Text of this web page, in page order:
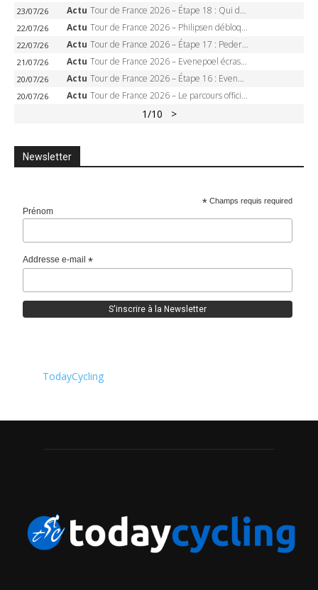
23/07/26 Actu Tour de France 2026 – Étape 18 : Qui domptera Orcières-Merlette, première marche vers l’Alpe d’Huez ?
22/07/26 Actu Tour de France 2026 – Philipsen débloque son compteur à Voiron, Pedersen en danger pour le maillot vert
22/07/26 Actu Tour de France 2026 – Étape 17 : Pedersen peut-il verrouiller le maillot vert à Voiron ?
21/07/26 Actu Tour de France 2026 – Evenepoel écrase le chrono d’Évian, Seixas 4e, Lipowitz abandonne
20/07/26 Actu Tour de France 2026 – Étape 16 : Evenepoel, Pogacar, Ganna… qui domptera le chrono d’Évian pour redessiner le podium ?
20/07/26 Actu Tour de France 2026 – Le parcours officiel complet : 21 étapes, profils, carte et dates
1/10 >
Newsletter
* Champs requis required
Prénom
Addresse e-mail*
TodayCycling